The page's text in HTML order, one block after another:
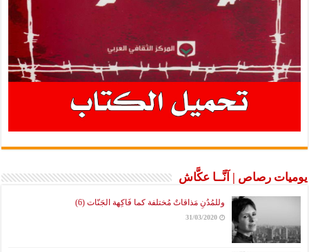
يوميات رصاص | آنَّــا عكَّاش
وللمُدُنِ مَذاقاتٌ مُختلفة كما فَاكِهة الجَنّات (6)
31/03/2020